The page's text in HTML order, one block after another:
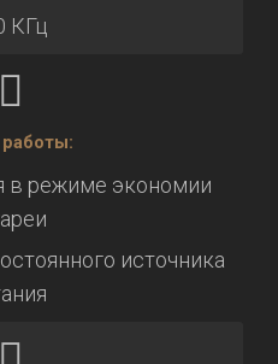
КГц
в режиме экономии
источника